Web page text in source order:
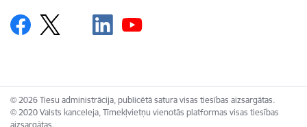
© 2026 Tiesu administrācija, publicētā satura visas tiesības aizsargātas.
© 2020 Valsts kanceleja, Tīmekļvietņu vienotās platformas visas tiesības
aizsargātas.